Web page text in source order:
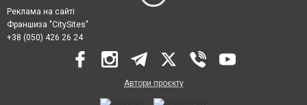
Реклама на сайті
Франшиза "CitySites"
+38 (050) 426 26 24
Автори проєкту